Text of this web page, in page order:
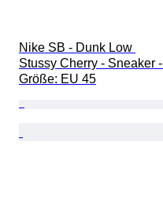
Nike SB - Dunk Low
Stussy Cherry - Sneaker -
Größe: EU 45